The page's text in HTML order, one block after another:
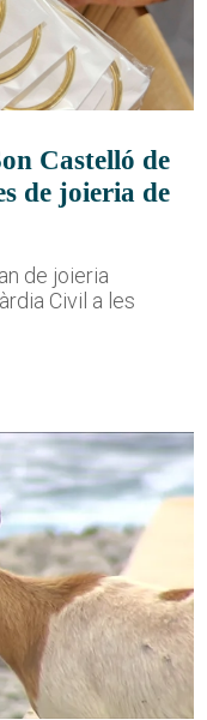
Castelló de
de joieria de
de joieria
Civil a les